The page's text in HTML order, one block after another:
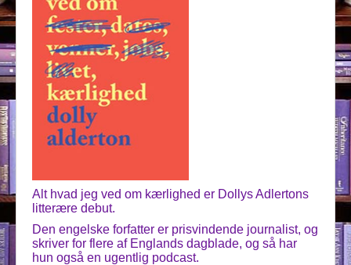
Alt hvad jeg ved om kærlighed er Dollys Adlertons
litterære debut.
Den engelske forfatter er prisvindende journalist, og
skriver for flere af Englands dagblade, og så har
hun også en ugentlig podcast.